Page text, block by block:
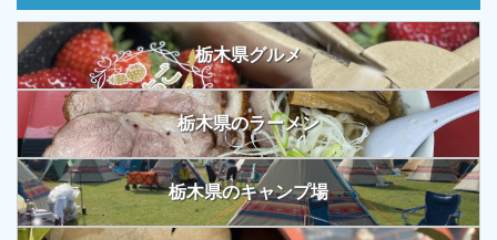
栃木県グルメ
栃木県のラーメン
栃木県のキャンプ場